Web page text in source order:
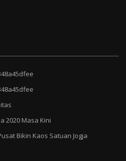
2020 Masa Kini
Bikin Kaos Satuan Jogja